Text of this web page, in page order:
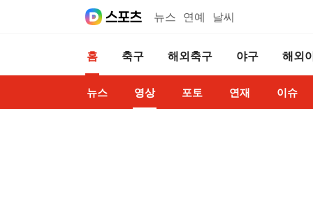
뉴스 연예 날씨
홈 축구 해외축구 야구 해외
뉴스 영상 포토 연재 이슈